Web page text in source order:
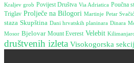
Kraljev grob Povijest Društva Via Adriatica Poučna
Triglav Prolječe na Bilogori Martinje Petar Svačić
staza Skupština Dani hrvatskih planinara Dinara
Mosor Bjelovar Mount Everest Velebit
društvenih izleta Visokogorska